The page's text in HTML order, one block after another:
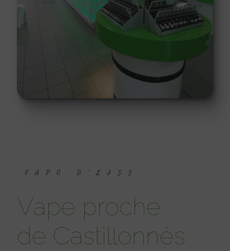
VAPO D’LISS
vape proche
de Castillonnès